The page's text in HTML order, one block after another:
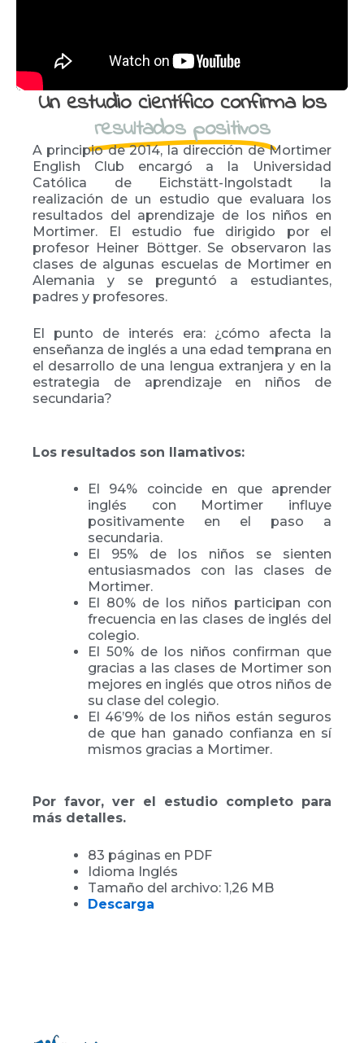
Un estudio científico confirma los
resultados positivos
A principio de 2014, la dirección de Mortimer
English Club encargó a la Universidad
Católica de Eichstätt-Ingolstadt la
realización de un estudio que evaluara los
resultados del aprendizaje de los niños en
Mortimer. El estudio fue dirigido por el
profesor Heiner Böttger. Se observaron las
clases de algunas escuelas de Mortimer en
Alemania y se preguntó a estudiantes,
padres y profesores.
El punto de interés era: ¿cómo afecta la
enseñanza de inglés a una edad temprana en
el desarrollo de una lengua extranjera y en la
estrategia de aprendizaje en niños de
secundaria?
Los resultados son llamativos:
El 94% coincide en que aprender
inglés con Mortimer influye
positivamente en el paso a
secundaria.
El 95% de los niños se sienten
entusiasmados con las clases de
Mortimer.
El 80% de los niños participan con
frecuencia en las clases de inglés del
colegio.
El 50% de los niños confirman que
gracias a las clases de Mortimer son
mejores en inglés que otros niños de
su clase del colegio.
El 46’9% de los niños están seguros
de que han ganado confianza en sí
mismos gracias a Mortimer.
Por favor, ver el estudio completo para
más detalles.
83 páginas en PDF
Idioma Inglés
Tamaño del archivo: 1,26 MB
Descarga